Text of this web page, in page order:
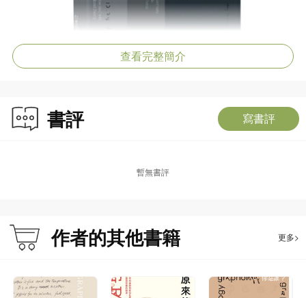
查看完整簡介
書評 寫書評
暫無書評
作者的其他書籍 更多>